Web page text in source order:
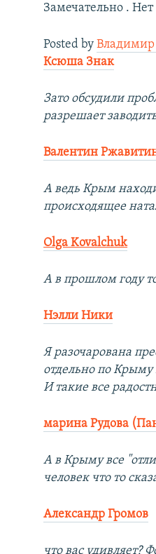
Замечательно .
Posted byВладимир
Ксюша Знак
Зато обсудили
разрешает
Валентин
А ведь Крым
происходящее
Olga Kovalchuk
А в прошлом году
Нэлли Ники
Я разочарована
отдельно по
И такие все
марина Рудова
А в Крыму все
человек что то
Александр Громов
что вас удивляет?